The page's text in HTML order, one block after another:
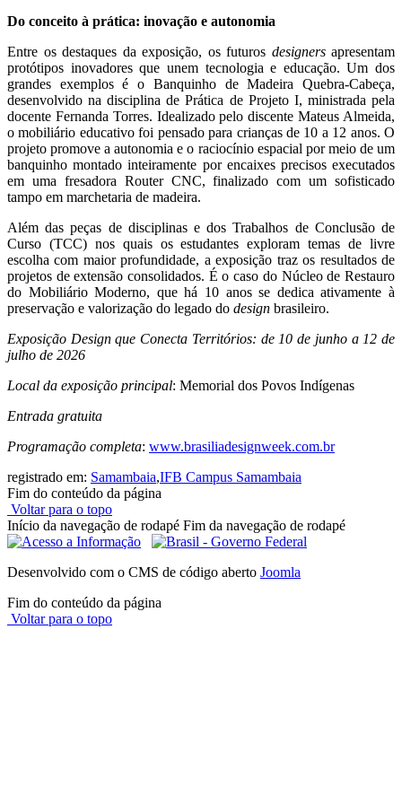
Do conceito à prática: inovação e autonomia
Entre os destaques da exposição, os futuros designersapresentam
protótipos inovadores que unem tecnologia e educação. Um dos
grandes exemplos é o Banquinho de Madeira Quebra-Cabeça,
desenvolvido na disciplina de Prática de Projeto I, ministrada pela
docente Fernanda Torres. Idealizado pelo discente Mateus Almeida,
o mobiliário educativo foi pensado para crianças de 10 a 12 anos. O
projeto promove a autonomia e o raciocínio espacial por meio de um
banquinho montado inteiramente por encaixes precisos executados
em uma fresadora Router CNC, finalizado com um sofisticado
tampo em marchetaria de madeira.
Além das peças de disciplinas e dos Trabalhos de Conclusão de
Curso (TCC) nos quais os estudantes exploram temas de livre
escolha com maior profundidade, a exposição traz os resultados de
projetos de extensão consolidados. É o caso do Núcleo de Restauro
do Mobiliário Moderno, que há 10 anos se dedica ativamente à
preservação e valorização do legado do design brasileiro.
Exposição Design que Conecta Territórios: de 10 de junho a 12 de
julho de 2026
Local da exposição principal: Memorial dos Povos Indígenas
Entrada gratuita
Programação completa: www.brasiliadesignweek.com.br
registrado em: Samambaia,IFB Campus Samambaia
Fim do conteúdo da página
Voltar para o topo
Início da navegação de rodapé Fim da navegação de rodapé
Desenvolvido com o CMS de código aberto Joomla
Fim do conteúdo da página
Voltar para o topo